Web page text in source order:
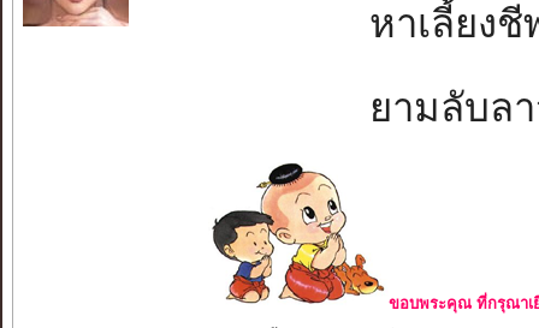
หาเลี้ยงชี
ยามลับล
ขอบพระคุณ ที่กรุณาเ